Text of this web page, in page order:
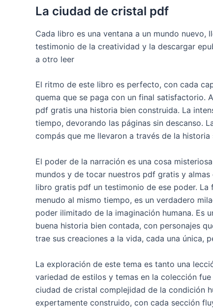
La ciudad de cristal pdf
Cada libro es una ventana a un mundo
testimonio de la creatividad y la descargar
a otro leer
El ritmo de este libro es perfecto, con cada
quema que se paga con un final satisfactorio.
pdf gratis una historia bien construida. La
tiempo, devorando las páginas sin descanso.
compás que me llevaron a través de la historia
El poder de la narración es una cosa
mundos y de tocar nuestros pdf gratis y
libro gratis pdf un testimonio de ese poder.
menudo al mismo tiempo, es un verdadero
poder ilimitado de la imaginación humana. Es
buena historia bien contada, con personajes
trae sus creaciones a la vida, cada una única,
La exploración de este tema es tanto una
variedad de estilos y temas en la colección
ciudad de cristal complejidad de la condición
expertamente construido, con cada sección